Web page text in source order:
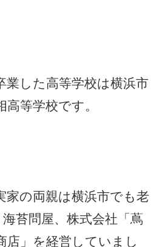
業した高等学校は横浜市
等学校です。
家の両親は横浜市でも老
苔問屋、株式会社「蔦
店」を経営していまし